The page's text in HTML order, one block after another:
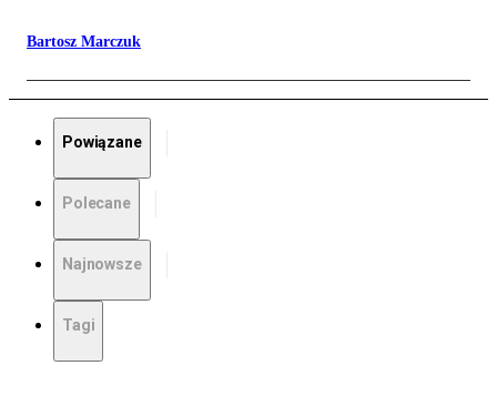
Bartosz Marczuk
Powiązane
Polecane
Najnowsze
Tagi